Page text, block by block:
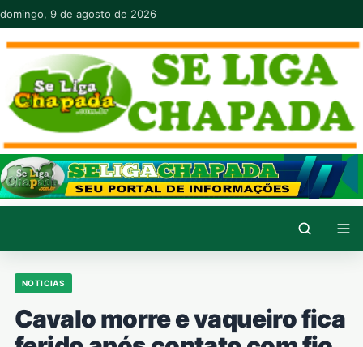
Pular para o conteúdo
domingo, 9 de agosto de 2026
NOTICIAS
Cavalo morre e vaqueiro fica